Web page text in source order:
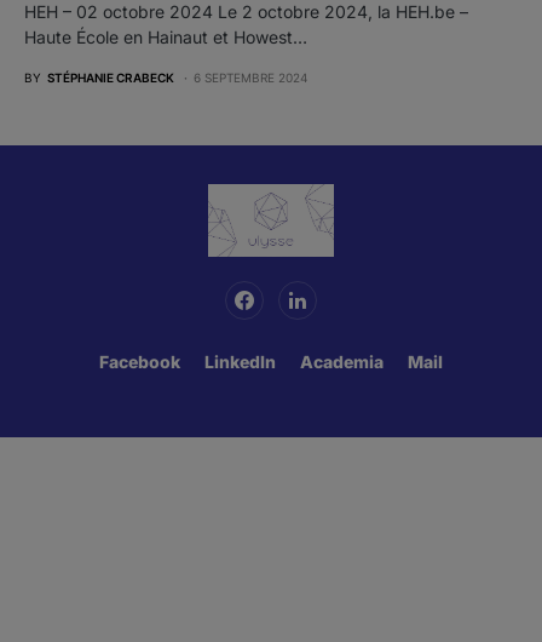
HEH – 02 octobre 2024 Le 2 octobre 2024, la HEH.be –
Haute École en Hainaut et Howest…
BY STÉPHANIE CRABECK 6 SEPTEMBRE 2024
Facebook LinkedIn Academia Mail